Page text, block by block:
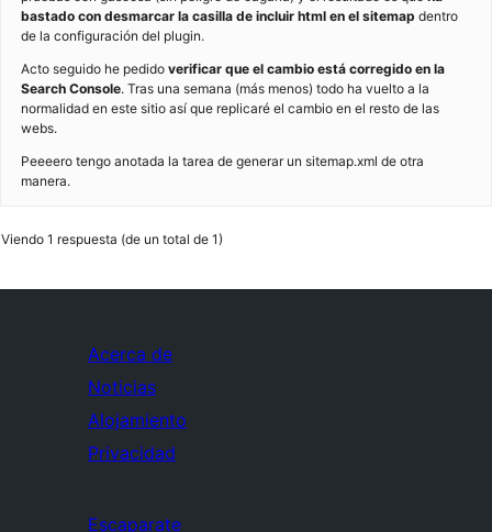
bastado con desmarcar la casilla de incluir html en el sitemap dentro
de la configuración del plugin.
Acto seguido he pedido verificar que el cambio está corregido en la
Search Console. Tras una semana (más menos) todo ha vuelto a la
normalidad en este sitio así que replicaré el cambio en el resto de las
webs.
Peeeero tengo anotada la tarea de generar un sitemap.xml de otra
manera.
Viendo 1 respuesta (de un total de 1)
Acerca de
Noticias
Alojamiento
Privacidad
Escaparate